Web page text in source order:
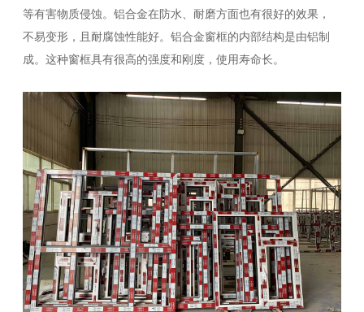
等有害物质侵蚀。铝合金在防水、耐磨方面也有很好的效果，
不易变形，且耐腐蚀性能好。铝合金窗框的内部结构是由铝制
成。这种窗框具有很高的强度和刚度，使用寿命长。